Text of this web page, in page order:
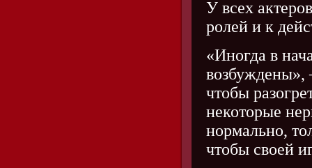
У всех
ролей и к
«Иногда в
чтобы
некоторые
нормально,
чтобы своей